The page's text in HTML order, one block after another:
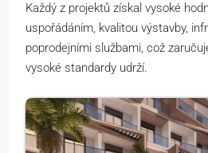
Každý z projektů získal vysoké
uspořádáním, kvalitou výstavby,
poprodejními službami, což
vysoké standardy udrží.